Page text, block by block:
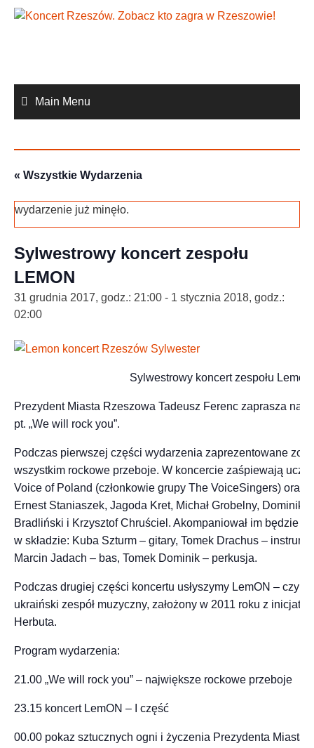
Skip
Main Menu
« Wszystkie Wydarzenia
wydarzenie już minęło.
Sylwestrowy koncert zespołu
LEMON
31 grudnia 2017, godz.: 21:00 - 1 stycznia 2018, godz.:
02:00
Sylwestrowy koncert zespołu Lemon
Prezydent Miasta Rzeszowa Tadeusz Ferenc zaprasza na
pt. „We will rock you”.
Podczas pierwszej części wydarzenia zaprezentowane
wszystkim rockowe przeboje. W koncercie zaśpiewają
Voice of Poland (członkowie grupy The VoiceSingers) oraz
Ernest Staniaszek, Jagoda Kret, Michał Grobelny, Dominika
Bradliński i Krzysztof Chruściel. Akompaniował im będzie
w składzie: Kuba Szturm – gitary, Tomek Drachus –
Marcin Jadach – bas, Tomek Dominik – perkusja.
Podczas drugiej części koncertu usłyszymy LemON – czyli
ukraiński zespół muzyczny, założony w 2011 roku z
Herbuta.
Program wydarzenia:
21.00 „We will rock you” – największe rockowe przeboje
23.15 koncert LemON – I część
00.00 pokaz sztucznych ogni i życzenia Prezydenta Miasta